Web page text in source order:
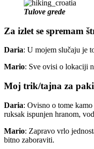
Tulove grede
Za izlet se spremam
Daria: U mojem slučaju je
Mario: Sve ovisi o lokaciji
Moj trik/tajna za
Daria: Ovisno o tome
ruksak ispunjen hranom,
Mario: Zapravo vrlo
bitno zaboraviti.